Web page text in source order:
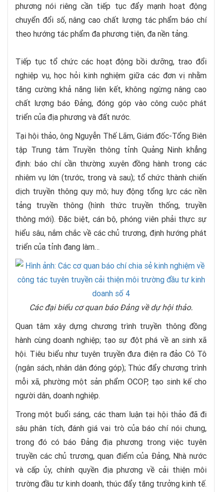
phương nói riêng cần tiếp tục đẩy mạnh hoạt động
chuyển đổi số, nâng cao chất lượng tác phẩm báo chí
theo hướng tác phẩm đa phương tiện, đa nền tảng.
Tiếp tục tổ chức các hoạt động bồi dưỡng, trao đổi
nghiệp vụ, học hỏi kinh nghiệm giữa các đơn vị nhằm
tăng cường khả năng liên kết, không ngừng nâng cao
chất lượng báo Đảng, đóng góp vào công cuộc phát
triển của địa phương và đất nước.
Tại hội thảo, ông Nguyễn Thế Lãm, Giám đốc-Tổng Biên
tập Trung tâm Truyền thông tỉnh Quảng Ninh khẳng
định: báo chí cần thường xuyên đồng hành trong các
nhiêm vụ lớn (trước, trong và sau); tổ chức thành chiến
dịch truyền thông quy mô; huy động tổng lực các nền
tảng truyền thông (hình thức truyền thống, truyền
thông mới). Đặc biệt, cán bộ, phóng viên phải thực sự
hiểu sâu, nắm chắc về các chủ trương, định hướng phát
triển của tỉnh đang làm…
Các đại biểu cơ quan báo Đảng về dự hội thảo.
Quan tâm xây dựng chương trình truyền thông đồng
hành cùng doanh nghiệp; tạo sự đột phá về an sinh xã
hội. Tiêu biểu như tuyên truyền đưa điện ra đảo Cô Tô
(ngân sách, nhân dân đóng góp); Thúc đẩy chương trình
mỗi xã, phường một sản phẩm OCOP, tạo sinh kế cho
người dân, doanh nghiệp.
Trong một buổi sáng, các tham luận tại hội thảo đã đi
sâu phân tích, đánh giá vai trò của báo chí nói chung,
trong đó có báo Đảng địa phương trong việc tuyên
truyền các chủ trương, quan điểm của Đảng, Nhà nước
và cấp ủy, chính quyền địa phương về cải thiện môi
trường đầu tư kinh doanh, thúc đẩy tăng trưởng kinh tế.